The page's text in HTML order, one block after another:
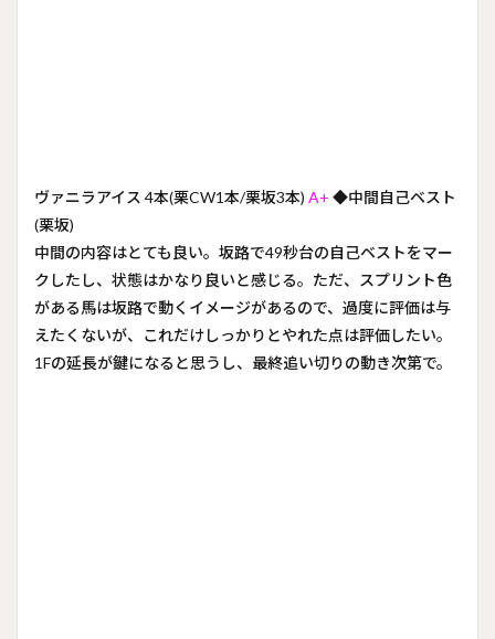
ヴァニラアイス 4本(栗CW1本/栗坂3本) A+ ◆中間自己ベスト
(栗坂)
中間の内容はとても良い。坂路で49秒台の自己ベストをマー
クしたし、状態はかなり良いと感じる。ただ、スプリント色
がある馬は坂路で動くイメージがあるので、過度に評価は与
えたくないが、これだけしっかりとやれた点は評価したい。
1Fの延長が鍵になると思うし、最終追い切りの動き次第で。